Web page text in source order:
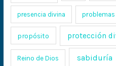
presencia divina problemas
propósito protección
Reino de Dios sabiduría